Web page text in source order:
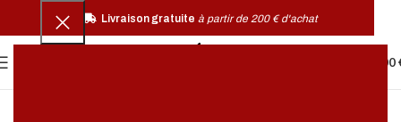
0,00
Livraison gratuite à partir de 200 € d'achat